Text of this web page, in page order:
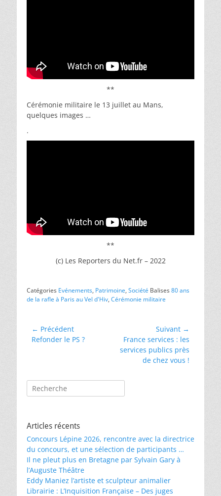
**
Cérémonie militaire le 13 juillet au Mans,
quelques images …
.
**
(c) Les Reporters du Net.fr – 2022
Catégories Evénements, Patrimoine, Société Balises80 ans
de la rafle à Paris au Vel d'Hiv, Cérémonie militaire
Navigation
de
← Précédent
Article
Refonder le PS ?
Suivant →
Article
suivant :
France services : les
services publics près
de chez vous !
Rechercher :
Articles récents
Concours Lépine 2026, rencontre avec la directrice
du concours, et une sélection de participants …
Il ne pleut plus en Bretagne par Sylvain Gary à
l’Auguste Théâtre
Eddy Maniez l’artiste et sculpteur animalier
Librairie : L’Inquisition Française – Des juges